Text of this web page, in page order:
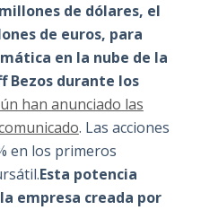
de dólares, el
de euros, para
en la nube de la
Bezos durante los
han anunciado las
. Las acciones
en los primeros
Esta potencia
empresa creada por